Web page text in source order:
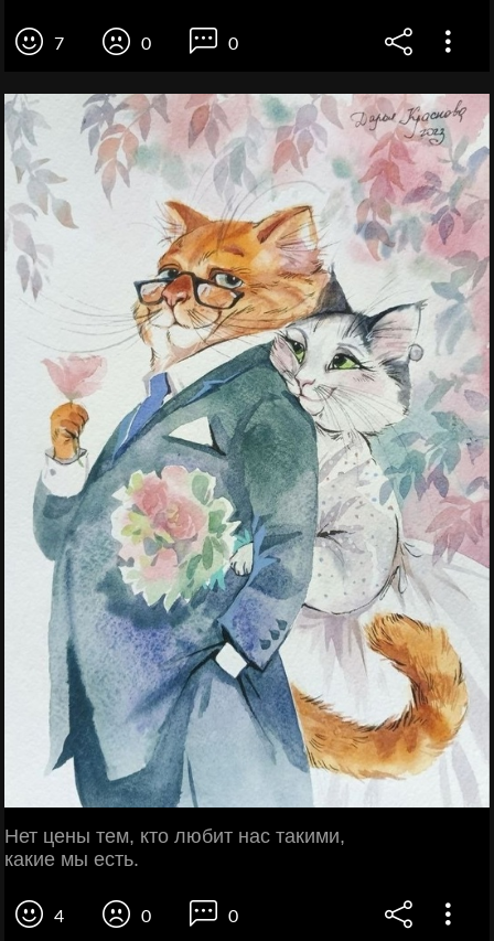
7 0 0
Нет цены тем, кто любит нас такими,
какие мы есть.
4 0 0